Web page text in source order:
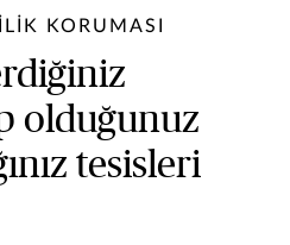
KORUMASI
olduğunuz
tesisleri